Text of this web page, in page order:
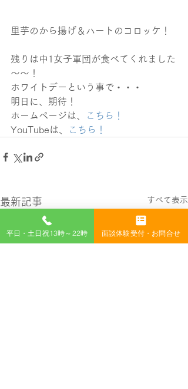
里芋のから揚げ＆ハートのコロッケ！
残りは中1女子軍団が食べてくれました
～～！
ホワイトデーという事で・・・
明日に、期待！
ホームページは、
こちら！
YouTubeは、
こちら！
最新記事 すべて表示
平日・土日祝13時～22時 面談体験受付・お問合せ